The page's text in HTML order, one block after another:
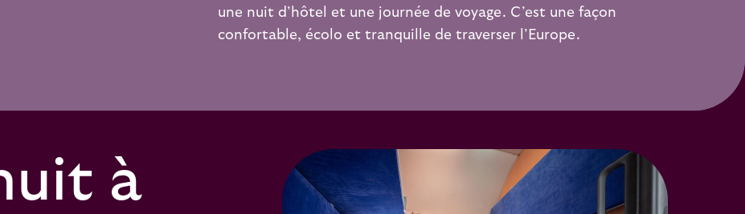
une nuit d’hôtel et une journée de voyage. C’est une façon
confortable, écolo et tranquille de traverser l’Europe.
à